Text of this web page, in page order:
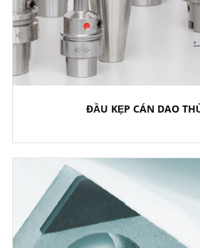
ĐẦU KẸP CÁN DAO